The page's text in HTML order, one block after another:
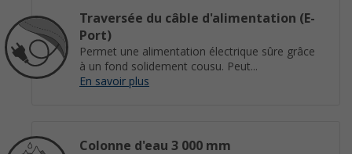
Traversée du câble d'alimentation (E-
Port)
Permet une alimentation électrique sûre grâce
à un fond solidement cousu. Peut...
En savoir plus
Colonne d'eau 3 000 mm